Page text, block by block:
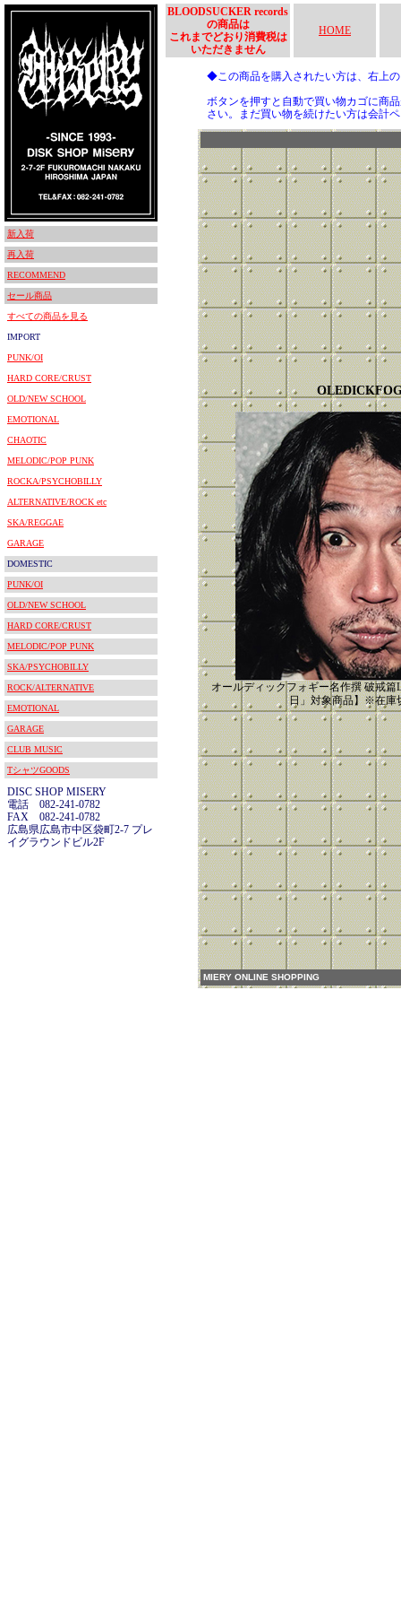
新入荷
再入荷
RECOMMEND
セール商品
すべての商品を見る
IMPORT
PUNK/OI
HARD CORE/CRUST
OLD/NEW SCHOOL
EMOTIONAL
CHAOTIC
MELODIC/POP PUNK
ROCKA/PSYCHOBILLY
ALTERNATIVE/ROCK etc
SKA/REGGAE
GARAGE
DOMESTIC
PUNK/OI
OLD/NEW SCHOOL
HARD CORE/CRUST
MELODIC/POP PUNK
SKA/PSYCHOBILLY
ROCK/ALTERNATIVE
EMOTIONAL
GARAGE
CLUB MUSIC
TシャツGOODS
DISC SHOP MISERY
電話 082-241-0782
FAX 082-241-0782
広島県広島市中区袋町2-7 プレ
イグラウンドビル2F
BLOODSUCKER records
の商品は
これまでどおり消費税は
いただきません
HOME
◆この商品を購入されたい方は、右上
ボタンを押すと自動で買い物カゴに商
さい。まだ買い物を続けたい方は会計
オールディックフォギー名作撰 破戒篇
日」対象商品】※在庫
MIERY ONLINE SHOPPING